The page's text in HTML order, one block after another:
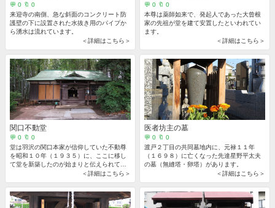
💬 0 🔖 0
来迎寺の南側、急な斜面のコンクリート防
護壁の下に設置された水抜き用のパイプか
ら湧水は流れています。
＜詳細はこちら＞
💬 0 🔖 0
本尊は薬師如来で、発起人であった大曾根
家の先祖が堂を建て安置したといわれてい
ます。
＜詳細はこちら＞
関口不動堂
💬 0 🔖 0
堂は羽沢の関口本家が信仰していた不動尊
を昭和１０年（１９３５）に、ここに移し
て堂を新築したのが始まりと伝えられてい
＜詳細はこちら＞
医者坊主の墓
💬 0 🔖 0
渡戸２丁目の共同墓地内に、元禄１１年
（１６９８）に亡くなった先達星野平太夫
の墓（無縫塔・卵塔）があります。
＜詳細はこちら＞